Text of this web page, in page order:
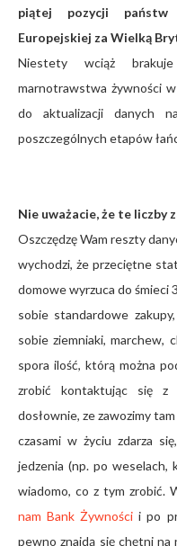
piątej pozycji państw
Europejskiej za Wielką
Niestety wciąż
marnotrawstwa żywności
do aktualizacji danych
poszczególnych etapów
Nie uważacie, że te liczby
Oszczędzę Wam reszty
wychodzi, że przeciętne
domowe wyrzuca do śmieci
sobie standardowe
sobie ziemniaki,
spora ilość, którą można
zrobić kontaktując się z
dosłownie, ze zawozimy
czasami w życiu zdarza
jedzenia (np. po weselach,
wiadomo, co z tym zrobić.
nam Bank Żywności i po
pewno znajdą się chętni